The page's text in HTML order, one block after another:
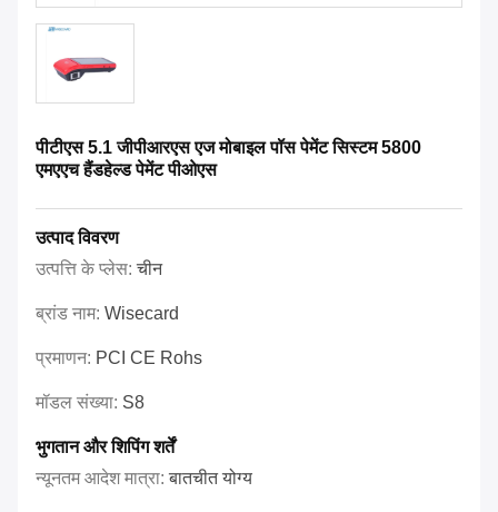
पीटीएस 5.1 जीपीआरएस एज मोबाइल पॉस पेमेंट सिस्टम 5800
एमएएच हैंडहेल्ड पेमेंट पीओएस
उत्पाद विवरण
उत्पत्ति के प्लेस:चीन
ब्रांड नाम: Wisecard
प्रमाणन: PCI CE Rohs
मॉडल संख्या: S8
भुगतान और शिपिंग शर्तें
न्यूनतम आदेश मात्रा:बातचीत योग्य